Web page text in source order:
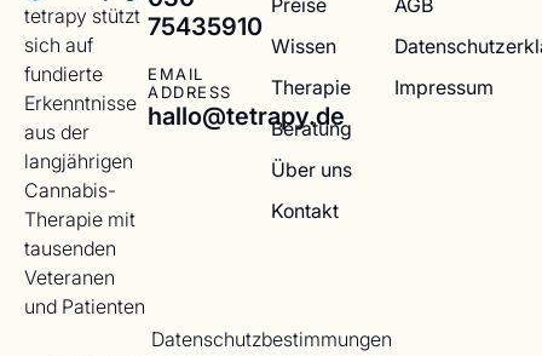
tetrapy stützt
sich auf
fundierte
Erkenntnisse
aus der
langjährigen
Cannabis-
Therapie mit
tausenden
Veteranen
und Patienten
75435910
EMAIL
ADDRESS
hallo@tetrapy.de
Wissen
Therapie
Beratung
Über uns
Kontakt
Impressum
Datenschutzbestimmungen